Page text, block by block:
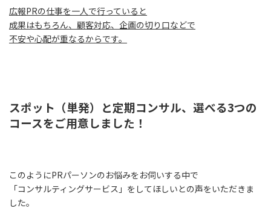
広報PRの仕事を一人で行っていると
成果はもちろん、顧客対応、企画の切り口などで
不安や心配が重なるからです。
スポット（単発）と定期コンサル、選べる3つの
コースをご用意しました！
このようにPRパーソンのお悩みをお伺いする中で
「コンサルティングサービス」をしてほしいとの声をいただきま
した。